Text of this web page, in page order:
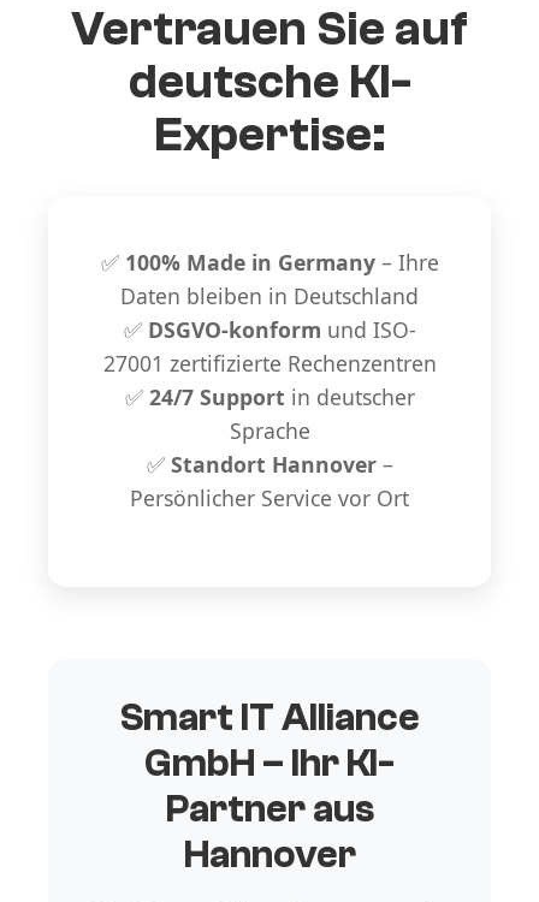
Vertrauen Sie auf
deutsche KI-
Expertise:
✅ 100% Made in Germany– Ihre
Daten bleiben in Deutschland
✅ DSGVO-konform und ISO-
27001 zertifizierte Rechenzentren
✅ 24/7 Support in deutscher
Sprache
✅ Standort Hannover–
Persönlicher Service vor Ort
Smart IT Alliance
GmbH – Ihr KI-
Partner aus
Hannover